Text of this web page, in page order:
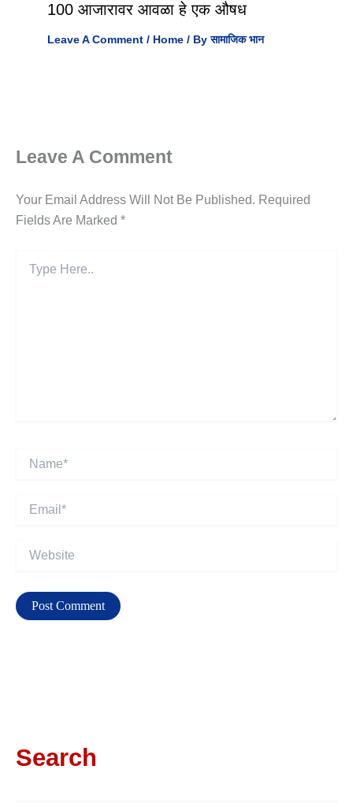
100 आजारावर आवळा हे एक औषध
Leave A Comment / Home / Byसामाजिक भान
Leave A Comment
Your Email Address Will Not Be Published. Required
Fields Are Marked *
Here..
Search